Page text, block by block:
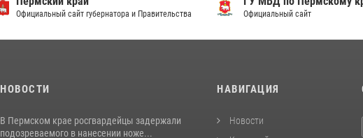
Официальный сайт губернатора и Правительства Официальный сайт
НОВОСТИ
В Пермском крае росгвардейцы задержали
подозреваемого в нанесении ноже...
НАВИГАЦИЯ
Новости